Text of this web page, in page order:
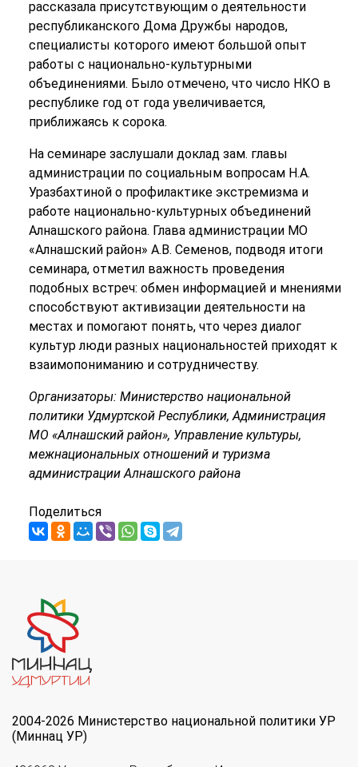
рассказала присутствующим о деятельности
республиканского Дома Дружбы народов,
специалисты которого имеют большой опыт
работы с национально-культурными
объединениями. Было отмечено, что число НКО в
республике год от года увеличивается,
приближаясь к сорока.
На семинаре заслушали доклад зам. главы
администрации по социальным вопросам Н.А.
Уразбахтиной о профилактике экстремизма и
работе национально-культурных объединений
Алнашского района. Глава администрации МО
«Алнашский район» А.В. Семенов, подводя итоги
семинара, отметил важность проведения
подобных встреч: обмен информацией и мнениями
способствуют активизации деятельности на
местах и помогают понять, что через диалог
культур люди разных национальностей приходят к
взаимопониманию и сотрудничеству.
Организаторы: Министерство национальной
политики Удмуртской Республики, Администрация
МО «Алнашский район», Управление культуры,
межнациональных отношений и туризма
администрации Алнашского района
Поделиться
2004-2026 Министерство национальной политики УР
(Миннац УР)